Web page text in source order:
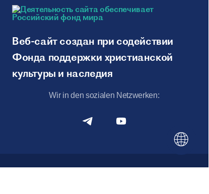
Веб-сайт создан при содействии
Фонда поддержки христианской
культуры и наследия
Wir in den sozialen Netzwerken: